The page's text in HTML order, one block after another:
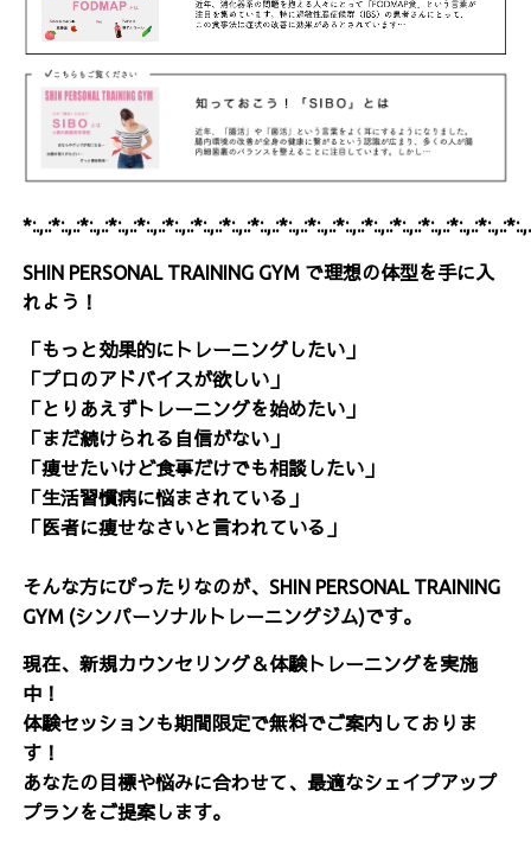
SHIN PERSONAL TRAINING GYM で理想の体型を手に入
れよう！
「もっと効果的にトレーニングしたい」
「プロのアドバイスが欲しい」
「とりあえずトレーニングを始めたい」
「まだ続けられる自信がない」
「痩せたいけど食事だけでも相談したい」
「生活習慣病に悩まされている 」
「医者に痩せなさいと言われている」
そんな方にぴったりなのが、SHIN PERSONAL TRAINING
GYM (シンパーソナルトレーニングジム)です。
現在、新規カウンセリング＆体験トレーニングを実施
中！
体験セッションも期間限定で無料でご案内しておりま
す！
あなたの目標や悩みに合わせて、最適なシェイプアップ
プランをご提案します。